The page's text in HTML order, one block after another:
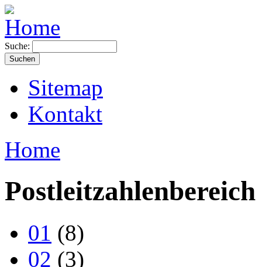
Suche:
Sitemap
Kontakt
Home
Postleitzahlenbereich
01 (8)
02 (3)